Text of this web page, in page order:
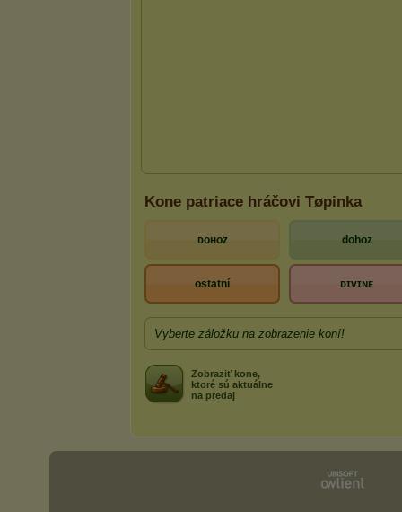
Kone patriace hráčovi Tøpinka
ᴅᴏʜᴏᴢ dohoz
ostatní ᴅɪᴠɪɴᴇ
Vyberte záložku na zobrazenie koní!
Zobraziť kone,
ktoré sú aktuálne
na predaj